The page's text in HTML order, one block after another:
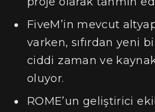
FiveM’in mevcut
varken, sıfırdan yeni
ciddi zaman ve
oluyor.
ROME’un geliştirici